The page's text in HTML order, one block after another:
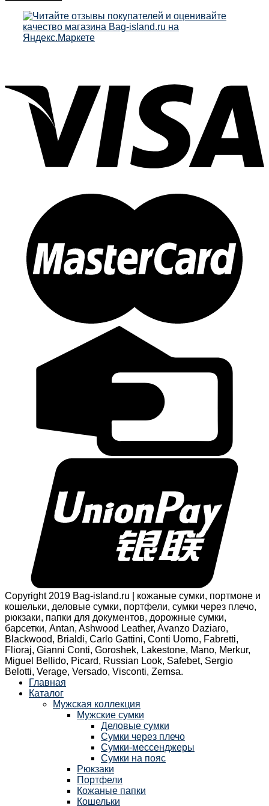
Copyright 2019 Bag-island.ru | кожаные сумки, портмоне и
кошельки, деловые сумки, портфели, сумки через плечо,
рюкзаки, папки для документов, дорожные сумки,
барсетки, Antan, Ashwood Leather, Avanzo Daziaro,
Blackwood, Brialdi, Carlo Gattini, Conti Uomo, Fabretti,
Flioraj, Gianni Conti, Goroshek, Lakestone, Mano, Merkur,
Miguel Bellido, Picard, Russian Look, Safebet, Sergio
Belotti, Verage, Versado, Visconti, Zemsa.
Главная
Каталог
Мужская коллекция
Мужские сумки
Деловые сумки
Сумки через плечо
Сумки-мессенджеры
Сумки на пояс
Рюкзаки
Портфели
Кожаные папки
Кошельки